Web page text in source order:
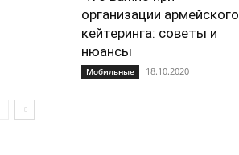
организации армейского
кейтеринга: советы и
нюансы
Мобильные 18.10.2020